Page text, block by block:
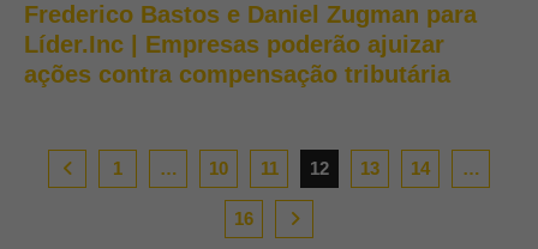
Frederico Bastos e Daniel Zugman para
Líder.Inc | Empresas poderão ajuizar
ações contra compensação tributária
1 … 10 11 12 13 14 …
16